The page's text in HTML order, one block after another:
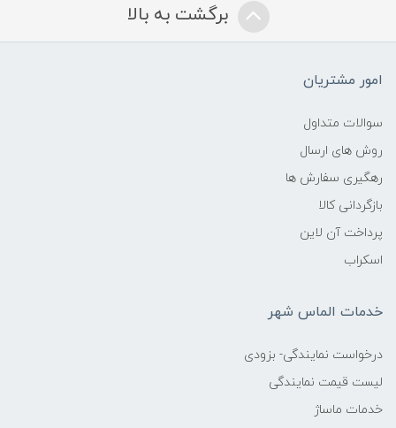
برگشت به بالا
امور مشتریان
سوالات متداول
روش های ارسال
رهگیری سفارش ها
بازگردانی کالا
پرداخت آن لاین
اسکراب
خدمات الماس شهر
درخواست نمایندگی- بزودی
لیست قیمت نمایندگی
خدمات ماساژ